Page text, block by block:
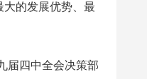
的发展优势、最
届四中全会决策部